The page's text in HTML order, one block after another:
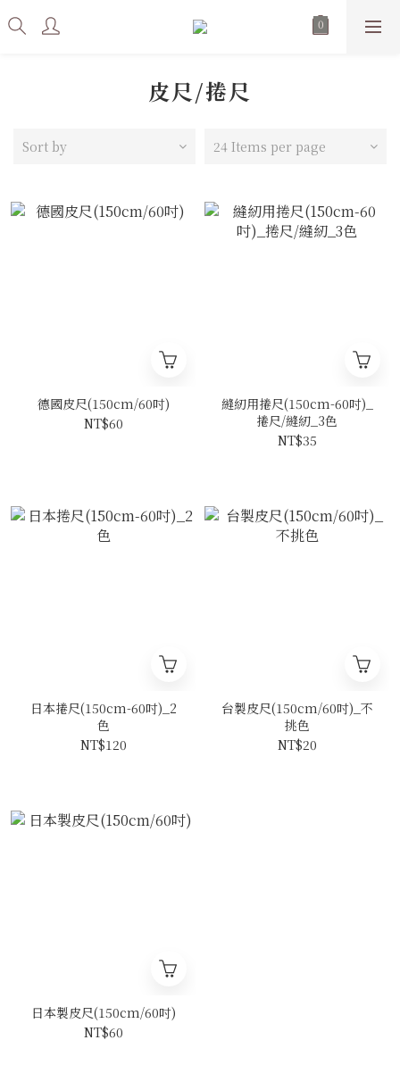
皮尺/捲尺
Sort by 24 Items per page
德國皮尺(150cm/60吋)
NT$60
縫紉用捲尺(150cm-60吋)_
捲尺/縫紉_3色
NT$35
日本捲尺(150cm-60吋)_2
色
NT$120
台製皮尺(150cm/60吋)_不
挑色
NT$20
日本製皮尺(150cm/60吋)
NT$60